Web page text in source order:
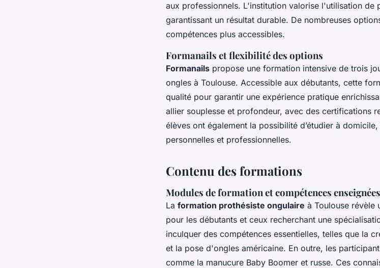
aux professionnels. L'institution valorise l'utilisation de
garantissant un résultat durable. De nombreuses
compétences plus accessibles.
Formanails et flexibilité des options
Formanails propose une formation intensive de trois
ongles à Toulouse. Accessible aux débutants, cette
qualité pour garantir une expérience pratique
allier souplesse et profondeur, avec des certifications
élèves ont également la possibilité d’étudier à
personnelles et professionnelles.
Contenu des formations
Modules de formation et compétences enseignées
La formation prothésiste ongulaire à Toulouse révèle
pour les débutants et ceux recherchant une
inculquer des compétences essentielles, telles que la
et la pose d'ongles américaine. En outre, les
comme la manucure Baby Boomer et russe. Ces